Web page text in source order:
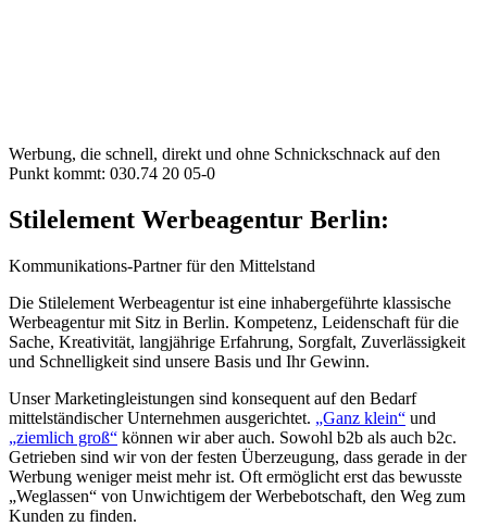
Werbung, die schnell, direkt und ohne Schnickschnack auf den
Punkt kommt: 030.74 20 05-0
Stilelement Werbeagentur Berlin:
Kommunikations-Partner für den Mittelstand
Die Stilelement Werbeagentur ist eine inhabergeführte klassische
Werbeagentur mit Sitz in Berlin. Kompetenz, Leidenschaft für die
Sache, Kreativität, langjährige Erfahrung, Sorgfalt, Zuverlässigkeit
und Schnelligkeit sind unsere Basis und Ihr Gewinn.
Unser Marketingleistungen sind konsequent auf den Bedarf
mittelständischer Unternehmen ausgerichtet. „Ganz klein“ und
„ziemlich groß“ können wir aber auch. Sowohl b2b als auch b2c.
Getrieben sind wir von der festen Überzeugung, dass gerade in der
Werbung weniger meist mehr ist. Oft ermöglicht erst das bewusste
„Weglassen“ von Unwichtigem der Werbebotschaft, den Weg zum
Kunden zu finden.